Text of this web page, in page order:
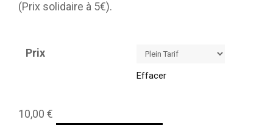
(Prix solidaire à 5€).
Prix
Effacer
10,00 €